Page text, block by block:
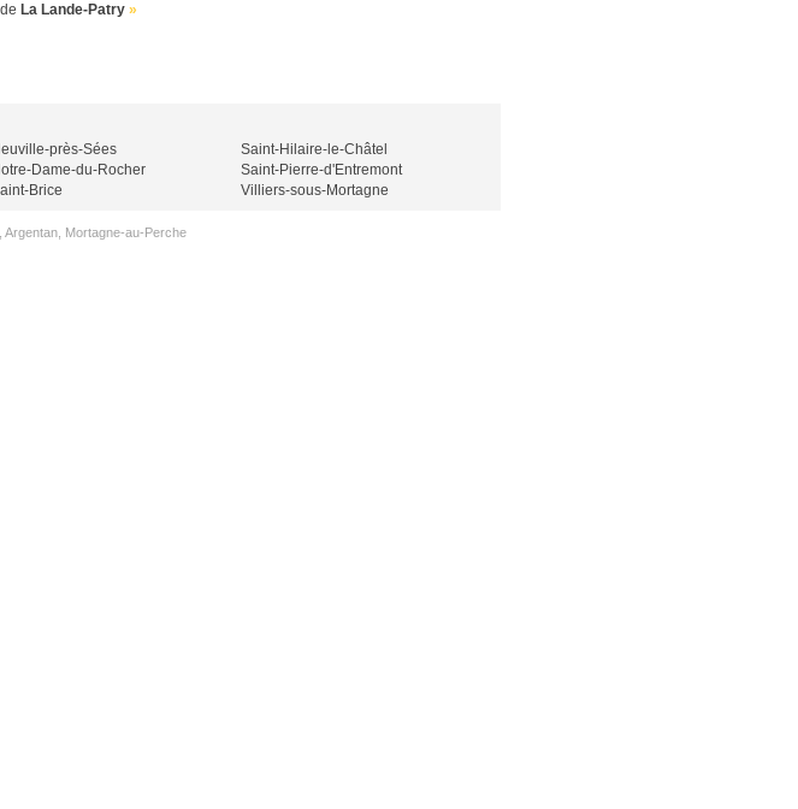
La Lande-Patry »
près-Sées
Dame-du-Rocher
Brice
Saint-Hilaire-le-Châtel
Saint-Pierre-d'Entremont
Villiers-sous-Mortagne
Argentan Mortagne-au-Perche